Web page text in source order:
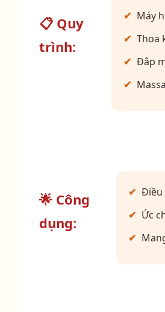
📋 Quy
trình:
Máy
Thoa
Đắp
🌟 Công
dụng:
Điều
Ức